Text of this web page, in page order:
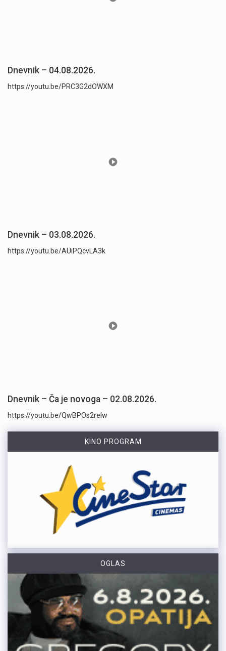
Dnevnik – 04.08.2026.
https://youtu.be/PRC3G2dOWXM
Dnevnik – 03.08.2026.
https://youtu.be/AUiPQcvLA3k
Dnevnik – Ča je novoga – 02.08.2026.
https://youtu.be/QwBPOs2reIw
KINO PROGRAM
OGLAS